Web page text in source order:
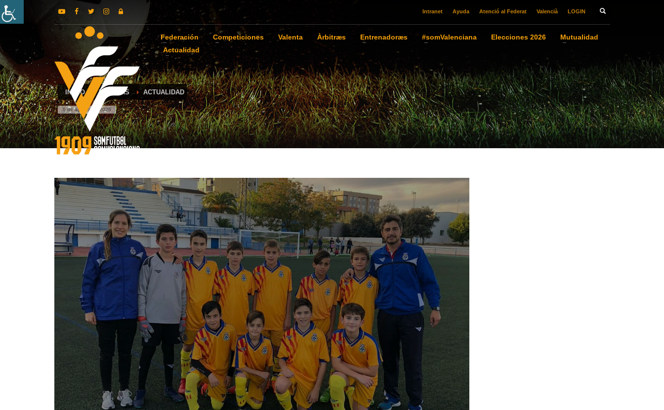
Intranet Ayuda Atenció al Federat Valencià LOGIN
Federación Competiciones Valenta Àrbitræs Entrenadoræs #somValenciana Elecciones 2026
Mutualidad
Actualidad
INICIO NOTICIAS ACTUALIDAD
6 de agosto de 2026